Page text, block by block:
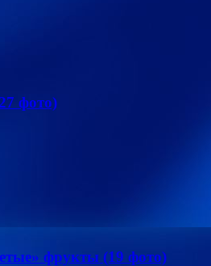
фото)
фрукты (19 фото)